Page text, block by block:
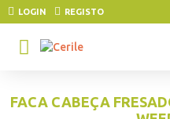
LOGIN REGISTO
FACA CABEÇA